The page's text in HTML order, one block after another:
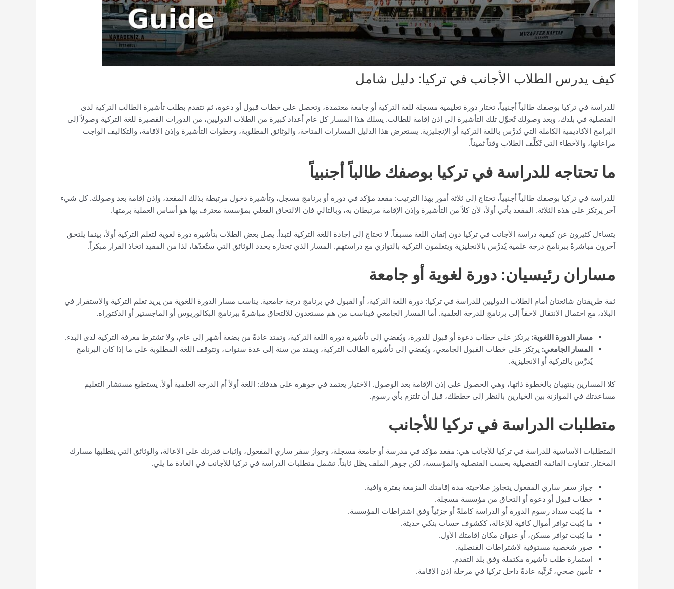
كيف يدرس الطلاب الأجانب في تركيا: دليل شامل
للدراسة في تركيا بوصفك طالباً أجنبياً، تختار دورة تعليمية مسجلة للغة التركية أو جامعة معتمدة، وتحصل على خطاب قبول أو دعوة، ثم تتقدم بطلب تأشيرة الطالب التركية لدى
القنصلية في بلدك، وبعد وصولك تُحوِّل تلك التأشيرة إلى إذن إقامة للطالب. يسلك هذا المسار كل عام أعداد كبيرة من الطلاب الدوليين، من الدورات القصيرة للغة التركية وصولاً إلى
البرامج الأكاديمية الكاملة التي تُدرَّس باللغة التركية أو الإنجليزية. يستعرض هذا الدليل المسارات المتاحة، والوثائق المطلوبة، وخطوات التأشيرة وإذن الإقامة، والتكاليف الواجب
مراعاتها، والأخطاء التي تُكلِّف الطلاب وقتاً ثميناً.
ما تحتاجه للدراسة في تركيا بوصفك طالباً أجنبياً
للدراسة في تركيا بوصفك طالباً أجنبياً، تحتاج إلى ثلاثة أمور بهذا الترتيب: مقعد مؤكد في دورة أو برنامج مسجل، وتأشيرة دخول مرتبطة بذلك المقعد، وإذن إقامة بعد وصولك. كل شيء
آخر يرتكز على هذه الثلاثة. المقعد يأتي أولاً، لأن كلاً من التأشيرة وإذن الإقامة مرتبطان به، وبالتالي فإن الالتحاق الفعلي بمؤسسة معترف بها هو أساس العملية برمتها.
يتساءل كثيرون عن كيفية دراسة الأجانب في تركيا دون إتقان اللغة مسبقاً. لا تحتاج إلى إجادة اللغة التركية لتبدأ. يصل بعض الطلاب بتأشيرة دورة لغوية لتعلم التركية أولاً، بينما يلتحق
آخرون مباشرةً ببرنامج درجة علمية يُدرَّس بالإنجليزية ويتعلمون التركية بالتوازي مع دراستهم. المسار الذي تختاره يحدد الوثائق التي ستُعدّها، لذا من المفيد اتخاذ القرار مبكراً.
مساران رئيسيان: دورة لغوية أو جامعة
ثمة طريقتان شائعتان أمام الطلاب الدوليين للدراسة في تركيا: دورة اللغة التركية، أو القبول في برنامج درجة جامعية. يناسب مسار الدورة اللغوية من يريد تعلم التركية والاستقرار في
البلاد، مع احتمال الانتقال لاحقاً إلى برنامج للدرجة العلمية. أما المسار الجامعي فيناسب من هم مستعدون للالتحاق مباشرةً ببرنامج البكالوريوس أو الماجستير أو الدكتوراه.
مسار الدورة اللغوية: يرتكز على خطاب دعوة أو قبول للدورة، ويُفضي إلى تأشيرة دورة اللغة التركية، وتمتد عادةً من بضعة أشهر إلى عام، ولا تشترط معرفة التركية لدى البدء.
المسار الجامعي: يرتكز على خطاب القبول الجامعي، ويُفضي إلى تأشيرة الطالب التركية، ويمتد من سنة إلى عدة سنوات، وتتوقف اللغة المطلوبة على ما إذا كان البرنامج
يُدرَّس بالتركية أو الإنجليزية.
كلا المسارين ينتهيان بالخطوة ذاتها، وهي الحصول على إذن الإقامة بعد الوصول. الاختيار يعتمد في جوهره على هدفك: اللغة أولاً أم الدرجة العلمية أولاً. يستطيع مستشار التعليم
مساعدتك في الموازنة بين الخيارين بالنظر إلى خططك، قبل أن تلتزم بأي رسوم.
متطلبات الدراسة في تركيا للأجانب
المتطلبات الأساسية للدراسة في تركيا للأجانب هي: مقعد مؤكد في مدرسة أو جامعة مسجلة، وجواز سفر ساري المفعول، وإثبات قدرتك على الإعالة، والوثائق التي يتطلبها مسارك
المختار. تتفاوت القائمة التفصيلية بحسب القنصلية والمؤسسة، لكن جوهر الملف يظل ثابتاً. تشمل متطلبات الدراسة في تركيا للأجانب في العادة ما يلي.
جواز سفر ساري المفعول يتجاوز صلاحيته مدة إقامتك المزمعة بفترة وافية.
خطاب قبول أو دعوة أو التحاق من مؤسسة مسجلة.
ما يُثبت سداد رسوم الدورة أو الدراسة كاملةً أو جزئياً وفق اشتراطات المؤسسة.
ما يُثبت توافر أموال كافية للإعالة، ككشوف حساب بنكي حديثة.
ما يُثبت توافر مسكن، أو عنوان مكان إقامتك الأول.
صور شخصية مستوفية لاشتراطات القنصلية.
استمارة طلب تأشيرة مكتملة وفق بلد التقدم.
تأمين صحي، تُرتِّبه عادةً داخل تركيا في مرحلة إذن الإقامة.